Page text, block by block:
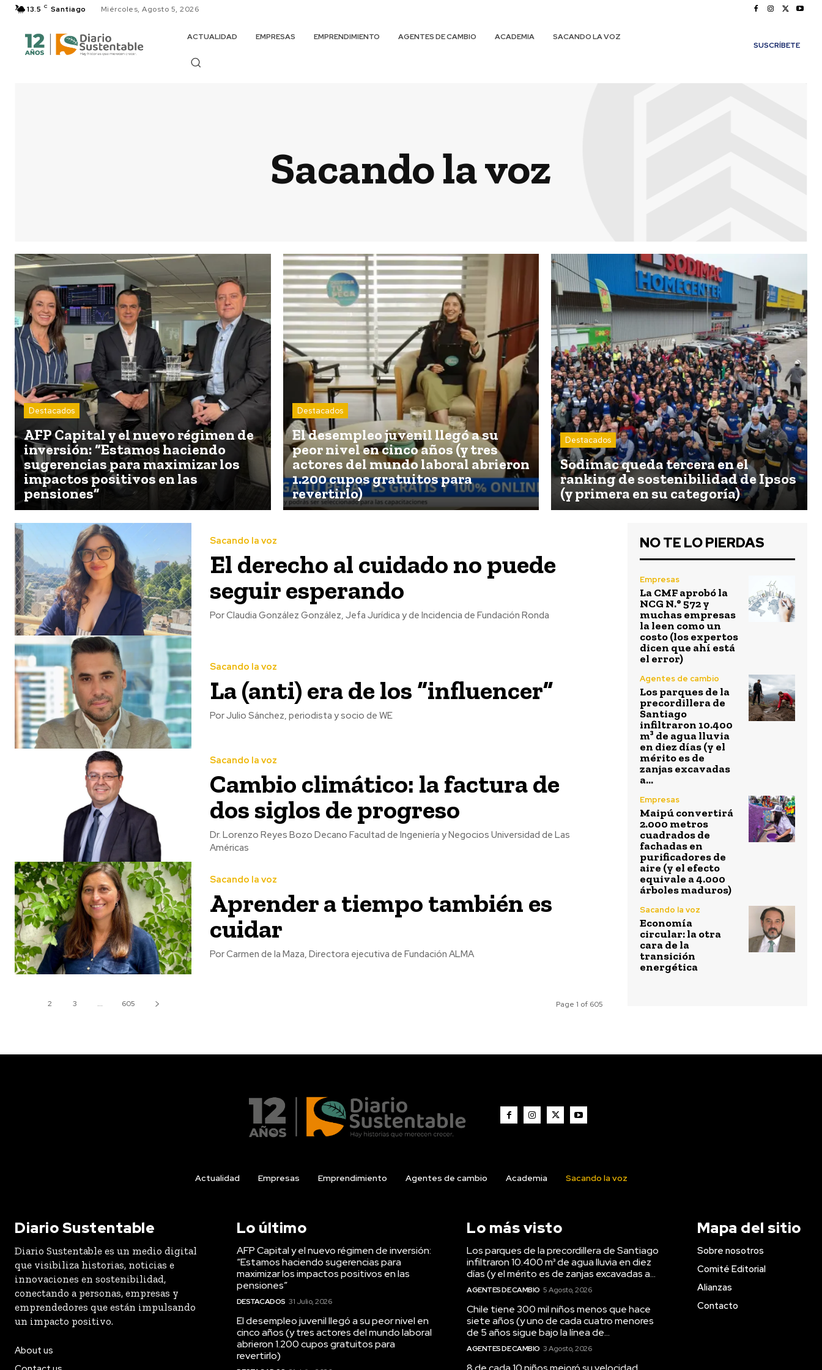
13.5 C Santiago Miércoles, Agosto 5, 2026
ACTUALIDAD EMPRESAS EMPRENDIMIENTO AGENTES DE CAMBIO ACADEMIA
SACANDO LA VOZ
SUSCRÍBETE
Sacando la voz
Destacados
AFP Capital y el nuevo régimen de
inversión: “Estamos haciendo
sugerencias para maximizar los
impactos positivos en las
pensiones”
Destacados
El desempleo juvenil llegó a su
peor nivel en cinco años (y tres
actores del mundo laboral abrieron
1.200 cupos gratuitos para
revertirlo)
Destacados
Sodimac queda tercera en el
ranking de sostenibilidad de Ipsos
(y primera en su categoría)
Sacando la voz
El derecho al cuidado no puede
seguir esperando
Por Claudia González González, Jefa Jurídica y de Incidencia de Fundación Ronda
Sacando la voz
La (anti) era de los “influencer”
Por Julio Sánchez, periodista y socio de WE
Sacando la voz
Cambio climático: la factura de
dos siglos de progreso
Dr. Lorenzo Reyes Bozo Decano Facultad de Ingeniería y Negocios Universidad de Las
Américas
Sacando la voz
Aprender a tiempo también es
cuidar
Por Carmen de la Maza, Directora ejecutiva de Fundación ALMA
2 3 ... 605 Page 1 of 605
NO TE LO PIERDAS
Empresas
La CMF aprobó la
NCG N.° 572 y
muchas empresas
la leen como un
costo (los expertos
dicen que ahí está
el error)
Agentes de cambio
Los parques de la
precordillera de
Santiago
infiltraron 10.400
m³ de agua lluvia
en diez días (y el
mérito es de
zanjas excavadas
a...
Empresas
Maipú convertirá
2.000 metros
cuadrados de
fachadas en
purificadores de
aire (y el efecto
equivale a 4.000
árboles maduros)
Sacando la voz
Economía
circular: la otra
cara de la
transición
energética
Actualidad Empresas Emprendimiento Agentes de cambio Academia Sacando la voz
Diario Sustentable
Diario Sustentable es un medio digital
que visibiliza historias, noticias e
innovaciones en sostenibilidad,
conectando a personas, empresas y
emprendedores que están impulsando
un impacto positivo.
About us
Lo último
AFP Capital y el nuevo régimen de inversión:
“Estamos haciendo sugerencias para
maximizar los impactos positivos en las
pensiones”
DESTACADOS 31 Julio, 2026
El desempleo juvenil llegó a su peor nivel en
cinco años (y tres actores del mundo laboral
abrieron 1.200 cupos gratuitos para
revertirlo)
Lo más visto
Los parques de la precordillera de Santiago
infiltraron 10.400 m³ de agua lluvia en diez
días (y el mérito es de zanjas excavadas a...
AGENTES DE CAMBIO 5 Agosto, 2026
Chile tiene 300 mil niños menos que hace
siete años (y uno de cada cuatro menores
de 5 años sigue bajo la línea de...
AGENTES DE CAMBIO 3 Agosto, 2026
Mapa del sitio
Sobre nosotros
Comité Editorial
Alianzas
Contacto